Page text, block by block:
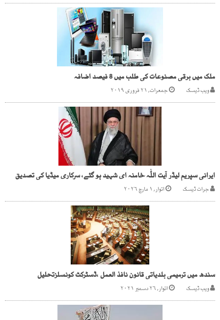
ملک میں برقی مصنوعات کی طلب میں 8 فیصد اضافہ
ویب ڈیسک جمعرات, ۲۱ فروری ۲۰۱۹
ایرانی سپریم لیڈر آیت اللّٰہ خامنہ ای شہید ہو گئے، سرکاری میڈیا کی تصدیق
جرات ڈیسک اتوار, ۱ مارچ ۲۰۲۶
سندھ میں ترمیمی بلدیاتی قانون نافذ العمل ،ڈسٹرکٹ کونسلزتحلیل
ویب ڈیسک اتوار, ۲۶ دسمبر ۲۰۲۱